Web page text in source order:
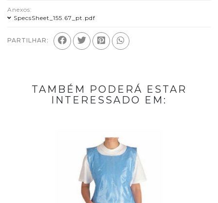
Anexos:
SpecsSheet_155.67_pt.pdf
PARTILHAR:
TAMBÉM PODERÁ ESTAR
INTERESSADO EM: